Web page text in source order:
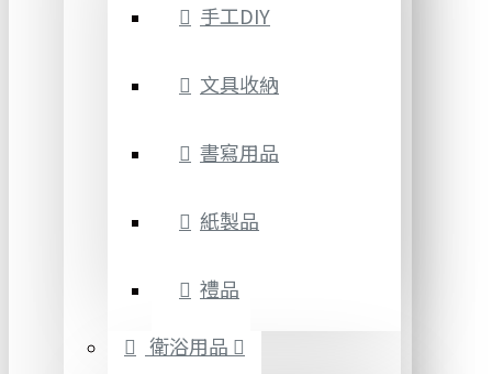
手工DIY
文具收納
書寫用品
紙製品
禮品
衛浴用品